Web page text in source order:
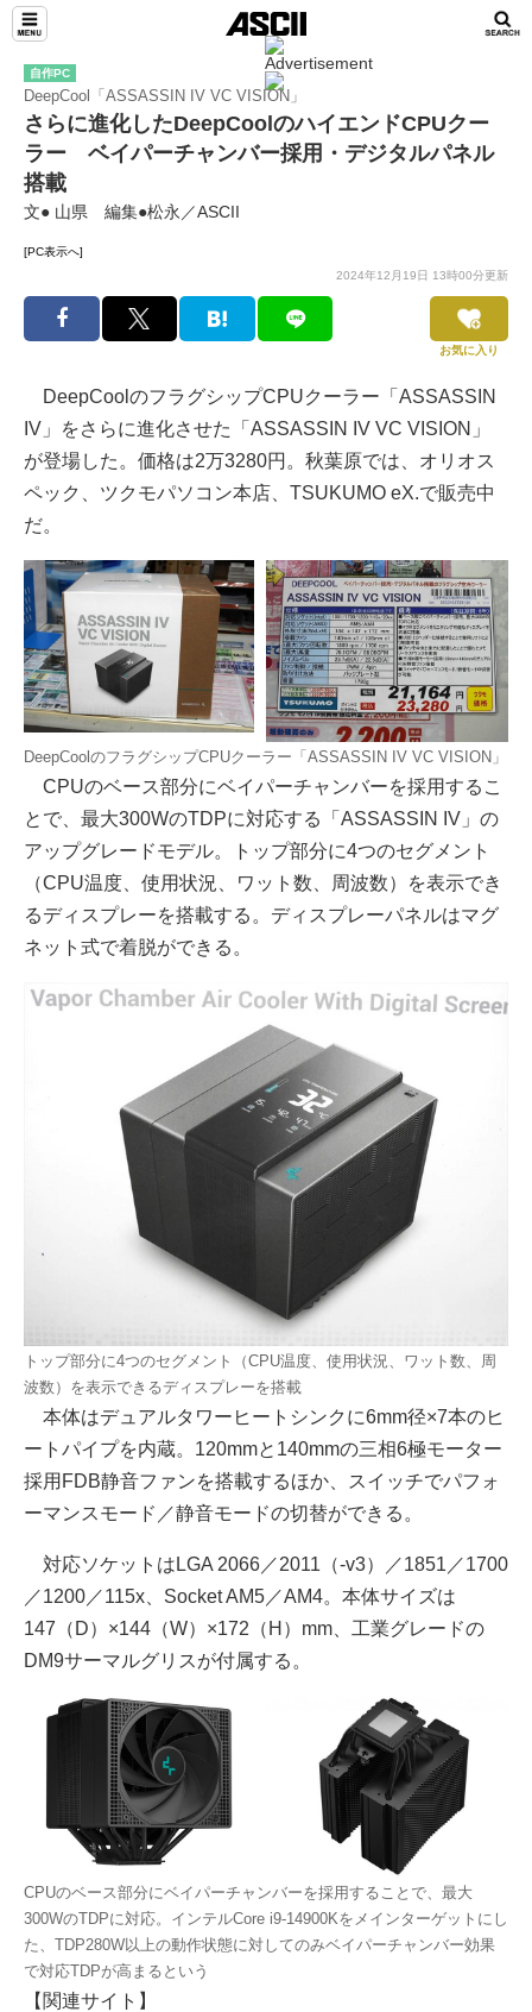
自作PC
DeepCool「ASSASSIN IV VC VISION」
さらに進化したDeepCoolのハイエンドCPUクー
ラー ベイパーチャンバー採用・デジタルパネル
搭載
文● 山県 編集●松永／ASCII
[PC表示へ]
2024年12月19日 13時00分更新
お気に入り
DeepCoolのフラグシップCPUクーラー「ASSASSIN
IV」をさらに進化させた「ASSASSIN IV VC VISION」
が登場した。価格は2万3280円。秋葉原では、オリオス
ペック、ツクモパソコン本店、TSUKUMO eX.で販売中
だ。
DeepCoolのフラグシップCPUクーラー「ASSASSIN IV VC VISION」
CPUのベース部分にベイパーチャンバーを採用するこ
とで、最大300WのTDPに対応する「ASSASSIN IV」の
アップグレードモデル。トップ部分に4つのセグメント
（CPU温度、使用状況、ワット数、周波数）を表示でき
るディスプレーを搭載する。ディスプレーパネルはマグ
ネット式で着脱ができる。
トップ部分に4つのセグメント（CPU温度、使用状況、ワット数、周
波数）を表示できるディスプレーを搭載
本体はデュアルタワーヒートシンクに6mm径×7本のヒ
ートパイプを内蔵。120mmと140mmの三相6極モーター
採用FDB静音ファンを搭載するほか、スイッチでパフォ
ーマンスモード／静音モードの切替ができる。
対応ソケットはLGA 2066／2011（-v3）／1851／1700
／1200／115x、Socket AM5／AM4。本体サイズは
147（D）×144（W）×172（H）mm、工業グレードの
DM9サーマルグリスが付属する。
CPUのベース部分にベイパーチャンバーを採用することで、最大
300WのTDPに対応。インテルCore i9-14900Kをメインターゲットにし
た、TDP280W以上の動作状態に対してのみベイパーチャンバー効果
で対応TDPが高まるという
【関連サイト】